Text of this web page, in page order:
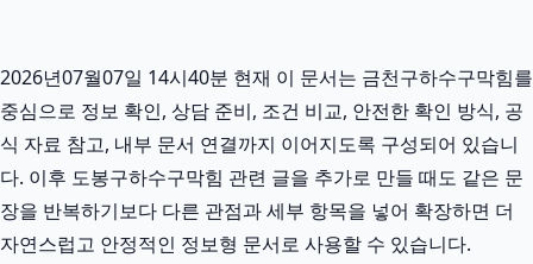
2026년07월07일 14시40분 현재 이 문서는 금천구하수구막힘를
중심으로 정보 확인, 상담 준비, 조건 비교, 안전한 확인 방식, 공
식 자료 참고, 내부 문서 연결까지 이어지도록 구성되어 있습니
다. 이후 도봉구하수구막힘 관련 글을 추가로 만들 때도 같은 문
장을 반복하기보다 다른 관점과 세부 항목을 넣어 확장하면 더
자연스럽고 안정적인 정보형 문서로 사용할 수 있습니다.